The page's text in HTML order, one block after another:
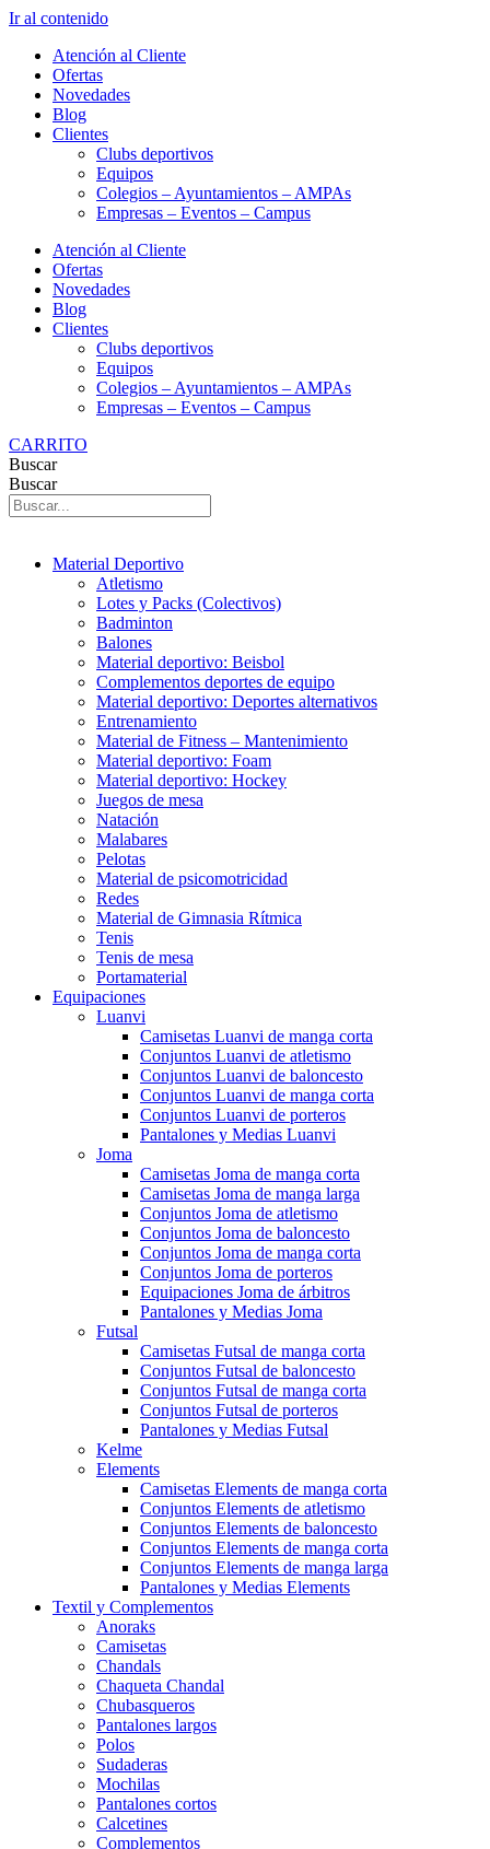
Ir al contenido
Atención al Cliente
Ofertas
Novedades
Blog
Clientes
Clubs deportivos
Equipos
Colegios – Ayuntamientos – AMPAs
Empresas – Eventos – Campus
Atención al Cliente
Ofertas
Novedades
Blog
Clientes
Clubs deportivos
Equipos
Colegios – Ayuntamientos – AMPAs
Empresas – Eventos – Campus
CARRITO
Buscar
Buscar
Material Deportivo
Atletismo
Lotes y Packs (Colectivos)
Badminton
Balones
Material deportivo: Beisbol
Complementos deportes de equipo
Material deportivo: Deportes alternativos
Entrenamiento
Material de Fitness – Mantenimiento
Material deportivo: Foam
Material deportivo: Hockey
Juegos de mesa
Natación
Malabares
Pelotas
Material de psicomotricidad
Redes
Material de Gimnasia Rítmica
Tenis
Tenis de mesa
Portamaterial
Equipaciones
Luanvi
Camisetas Luanvi de manga corta
Conjuntos Luanvi de atletismo
Conjuntos Luanvi de baloncesto
Conjuntos Luanvi de manga corta
Conjuntos Luanvi de porteros
Pantalones y Medias Luanvi
Joma
Camisetas Joma de manga corta
Camisetas Joma de manga larga
Conjuntos Joma de atletismo
Conjuntos Joma de baloncesto
Conjuntos Joma de manga corta
Conjuntos Joma de porteros
Equipaciones Joma de árbitros
Pantalones y Medias Joma
Futsal
Camisetas Futsal de manga corta
Conjuntos Futsal de baloncesto
Conjuntos Futsal de manga corta
Conjuntos Futsal de porteros
Pantalones y Medias Futsal
Kelme
Elements
Camisetas Elements de manga corta
Conjuntos Elements de atletismo
Conjuntos Elements de baloncesto
Conjuntos Elements de manga corta
Conjuntos Elements de manga larga
Pantalones y Medias Elements
Textil y Complementos
Anoraks
Camisetas
Chandals
Chaqueta Chandal
Chubasqueros
Pantalones largos
Polos
Sudaderas
Mochilas
Pantalones cortos
Calcetines
Complementos